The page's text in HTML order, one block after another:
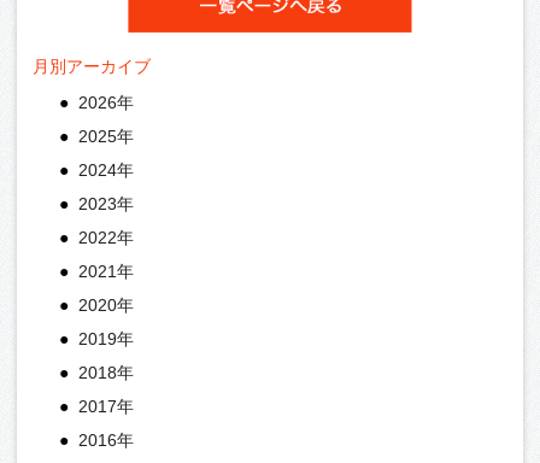
月別アーカイブ
2026年
2025年
2024年
2023年
2022年
2021年
2020年
2019年
2018年
2017年
2016年